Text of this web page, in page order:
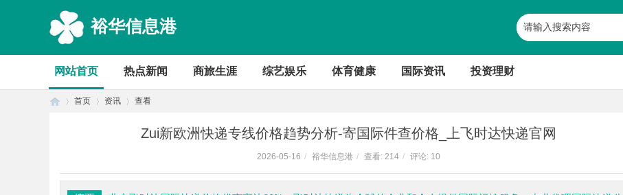
裕华信息港
网站首页 热点新闻 商旅生涯 综艺娱乐 体育健康 国际资讯 投资理财
首页 资讯 查看
Zui新欧洲快递专线价格趋势分析-寄国际件查价格_上飞时达快递官网
2026-05-16 / 裕华信息港 / 查看: 214 / 评论: 10